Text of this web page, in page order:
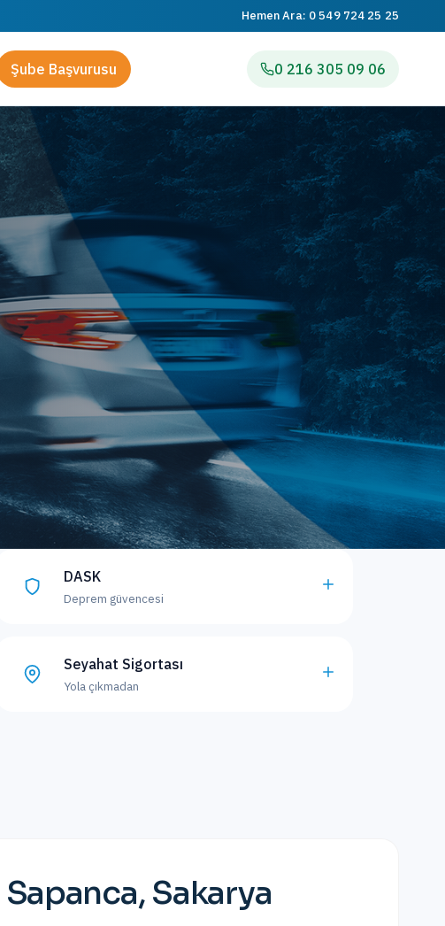
Hemen Ara: 0 549 724 25 25
Şube Başvurusu 0 216 305 09 06
DASK
Deprem güvencesi
Seyahat Sigortası
Yola çıkmadan
Sapanca, Sakarya